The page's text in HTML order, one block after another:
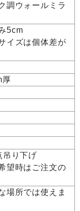
調ウォールミラ
5cm
イズは個体差が
厚
吊り下げ
望時はご注文の
場所では使えま